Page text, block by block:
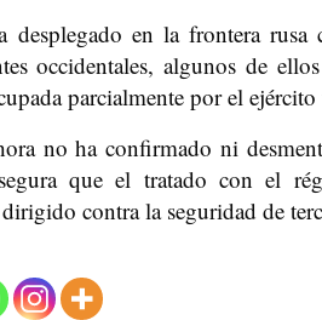
desplegado en la frontera
occidentales, algunos de
parcialmente por el
no ha confirmado ni
que el tratado con el
contra la seguridad de